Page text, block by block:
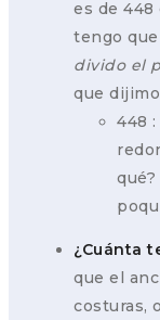
es de
tengo
divido el
que
448
¿Cuánta
que el
costuras,